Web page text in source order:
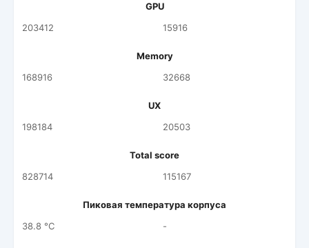
GPU
203412
15916
Memory
168916
32668
UX
198184
20503
Total score
828714
115167
Пиковая температура корпуса
38.8 °C
-